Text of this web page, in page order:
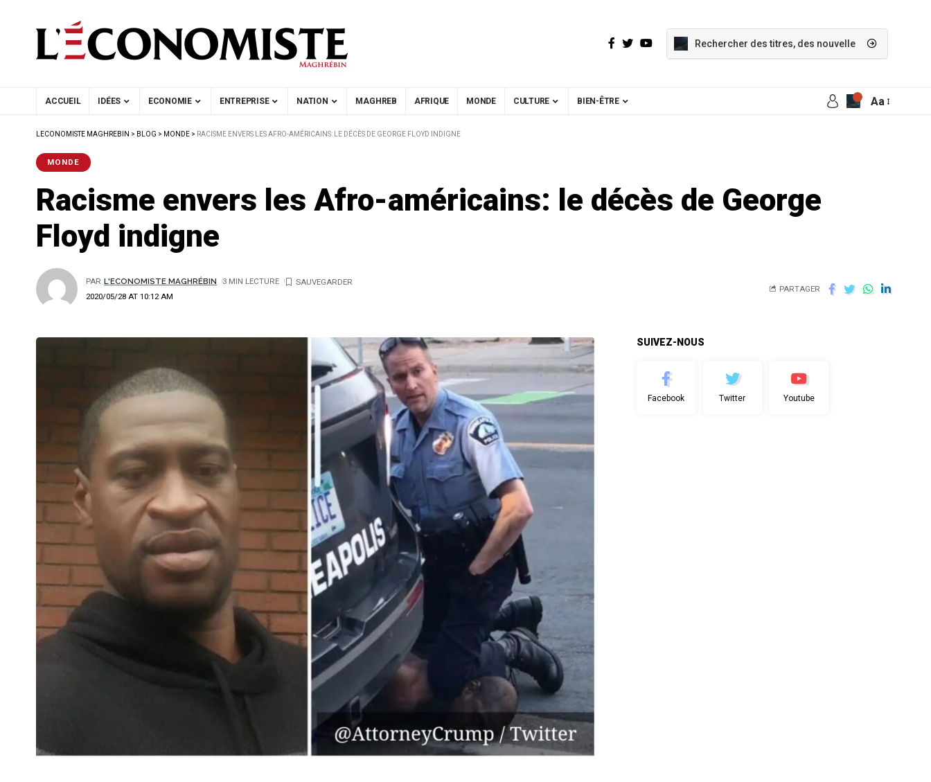
ACCUEIL IDÉES ECONOMIE ENTREPRISE NATION MAGHREB AFRIQUE MONDE CULTURE BIEN-ÊTRE Aa
LECONOMISTE MAGHREBIN > BLOG > MONDE > RACISME ENVERS LES AFRO-AMÉRICAINS: LE DÉCÈS DE GEORGE FLOYD INDIGNE
MONDE
Racisme envers les Afro-américains: le décès de George
Floyd indigne
2020/05/28 AT 10:12 AM
PAR L'ECONOMISTE MAGHRÉBIN 3 MIN LECTURE
PARTAGER
SUIVEZ-NOUS
Facebook Twitter Youtube